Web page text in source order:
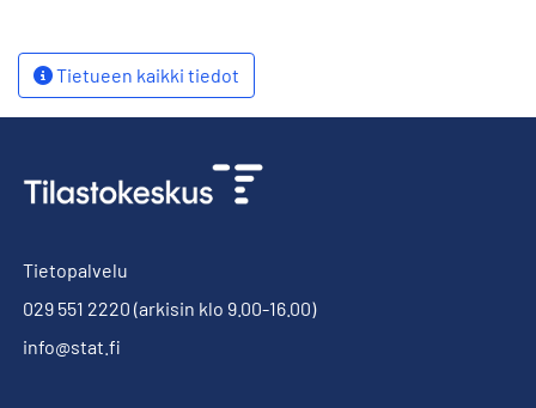
Tietueen kaikki tiedot
Tietopalvelu
029 551 2220 (arkisin klo 9.00-16.00)
info@stat.fi